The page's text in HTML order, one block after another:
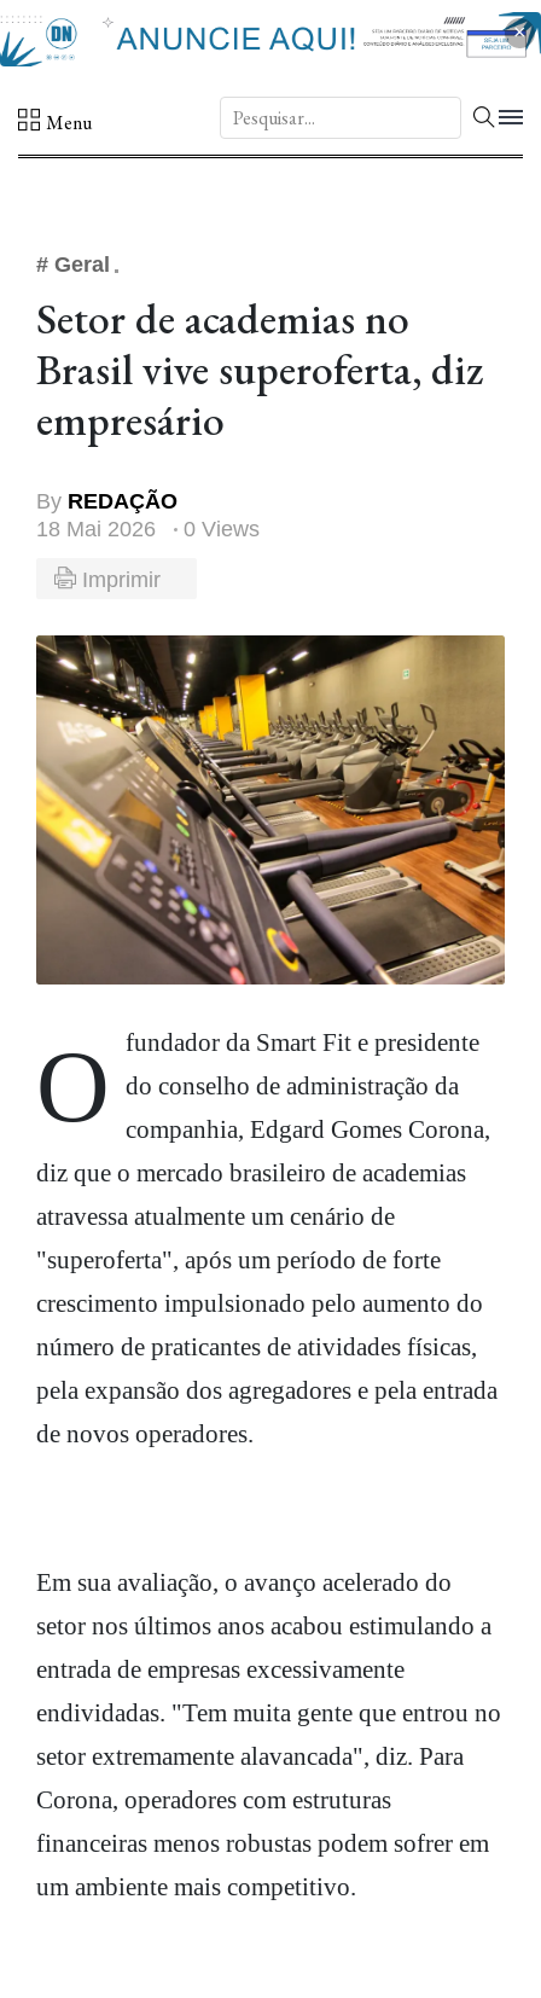
×
Menu DN.
# Geral
Setor de academias no
Brasil vive superoferta, diz
empresário
By REDAÇÃO
18 Mai 2026
0 Views
Imprimir
O fundador da Smart Fit e presidente
do conselho de administração da
companhia, Edgard Gomes Corona,
diz que o mercado brasileiro de academias
atravessa atualmente um cenário de
"superoferta", após um período de forte
crescimento impulsionado pelo aumento do
número de praticantes de atividades físicas,
pela expansão dos agregadores e pela entrada
de novos operadores.
Em sua avaliação, o avanço acelerado do
setor nos últimos anos acabou estimulando a
entrada de empresas excessivamente
endividadas. "Tem muita gente que entrou no
setor extremamente alavancada", diz. Para
Corona, operadores com estruturas
financeiras menos robustas podem sofrer em
um ambiente mais competitivo.